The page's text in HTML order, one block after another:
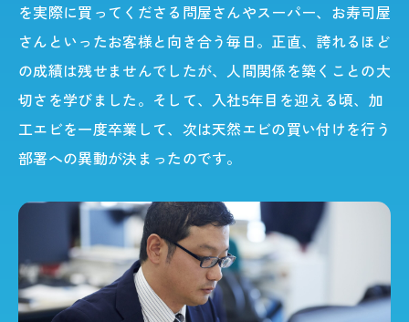
を実際に買ってくださる問屋さんやスーパー、お寿司屋
さんといったお客様と向き合う毎日。正直、誇れるほど
の成績は残せませんでしたが、人間関係を築くことの大
切さを学びました。そして、入社5年目を迎える頃、加
工エビを一度卒業して、次は天然エビの買い付けを行う
部署への異動が決まったのです。